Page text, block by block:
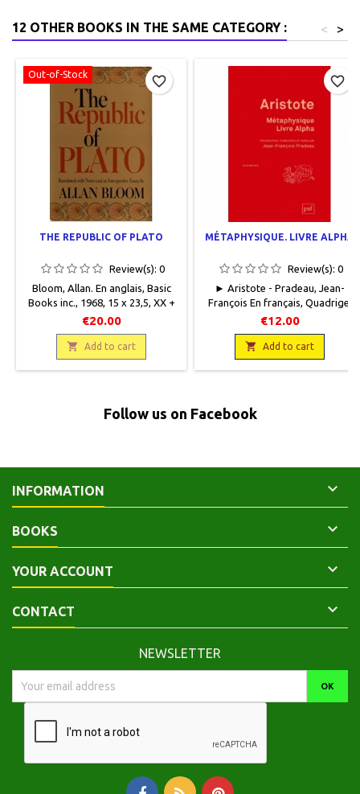
12 OTHER BOOKS IN THE SAME CATEGORY : >
<
Out-of-Stock
THE REPUBLIC OF PLATO
Review(s): 0
Bloom, Allan. En anglais, Basic
Books inc., 1968, 15 x 23,5, XX +
487 pages, broché, occasion. Bon
état.
€20.00
 Add to cart
favorite_border
MÉTAPHYSIQUE. LIVRE ALPHA
Review(s): 0
► Aristote - Pradeau, Jean-
François En français, Quadrige,
Presses Universitaires de France,
2019, 12,5 x 19, 259 pages,
broché.Neuf.9782130820888
€12.00
 Add to cart
favorite_border
Follow us on Facebook
INFORMATION 
BOOKS 
YOUR ACCOUNT 
CONTACT 
NEWSLETTER